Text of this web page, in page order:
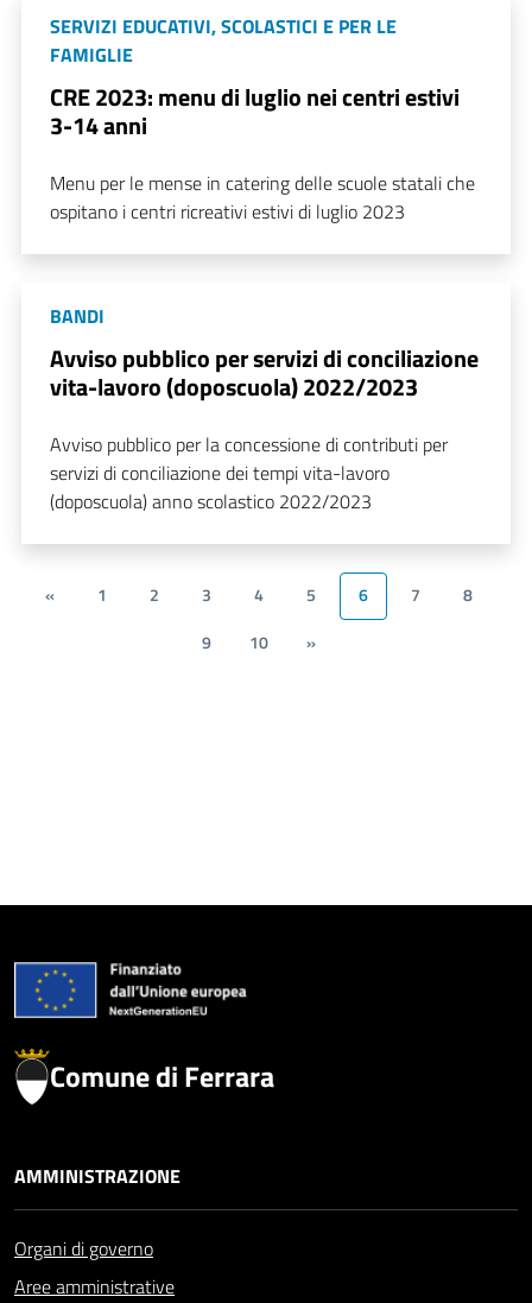
SERVIZI EDUCATIVI, SCOLASTICI E PER LE
FAMIGLIE
CRE 2023: menu di luglio nei centri estivi
3-14 anni
Menu per le mense in catering delle scuole statali che
ospitano i centri ricreativi estivi di luglio 2023
BANDI
Avviso pubblico per servizi di conciliazione
vita-lavoro (doposcuola) 2022/2023
Avviso pubblico per la concessione di contributi per
servizi di conciliazione dei tempi vita-lavoro
(doposcuola) anno scolastico 2022/2023
« 1 2 3 4 5 6 7
8
9
10 »
Comune di Ferrara
AMMINISTRAZIONE
Organi di governo
Aree amministrative